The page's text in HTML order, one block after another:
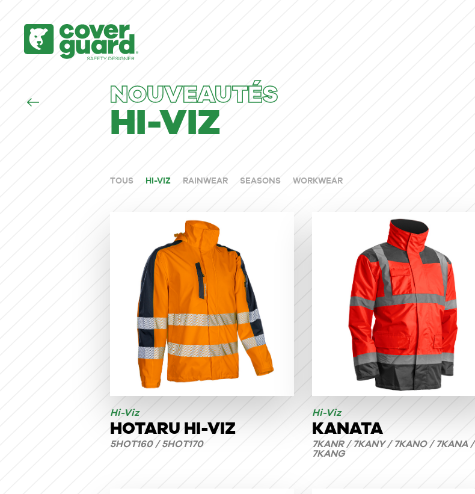
NOUVEAUTÉS
HI-VIZ
TOUS HI-VIZ RAINWEAR SEASONS WORKWEAR
Hi-Viz
HOTARU HI-VIZ
5HOT160 / 5HOT170
Hi-Viz
KANATA
7KANR / 7KANY / 7KANO / 7KANA /
7KANG